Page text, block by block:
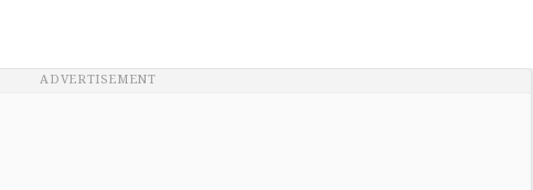
ADVERTISEMENT